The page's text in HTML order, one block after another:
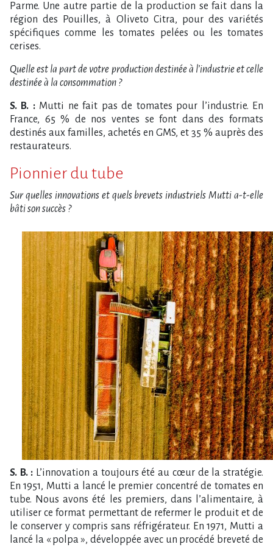
Parme. Une autre partie de la production se fait dans la
région des Pouilles, à Oliveto Citra, pour des variétés
spécifiques comme les tomates pelées ou les tomates
cerises.
Quelle est la part de votre production destinée à l’industrie et celle
destinée à la consommation ?
S. B. : Mutti ne fait pas de tomates pour l’industrie. En
France, 65 % de nos ventes se font dans des formats
destinés aux familles, achetés en GMS, et 35 % auprès des
restaurateurs.
Pionnier du tube
Sur quelles innovations et quels brevets industriels Mutti a-t-elle
bâti son succès ?
S. B. : L’innovation a toujours été au cœur de la stratégie.
En 1951, Mutti a lancé le premier concentré de tomates en
tube. Nous avons été les premiers, dans l’alimentaire, à
utiliser ce format permettant de refermer le produit et de
le conserver y compris sans réfrigérateur. En 1971, Mutti a
lancé la « polpa », développée avec un procédé breveté de